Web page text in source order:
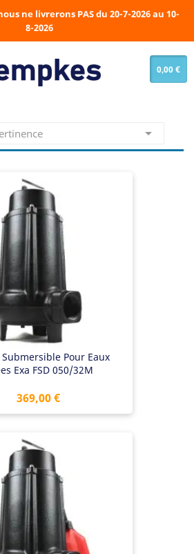
ne livrerons PAS du 20-7-2026 au 10-
8-2026
0,00 €

Submersible Pour Eaux
Exa FSD 050/32M
Prix
369,00 €